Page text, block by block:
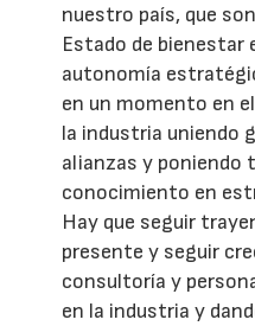
nuestro país, que
Estado de bienestar
autonomía
en un momento en
la industria uniendo
alianzas y poniendo
conocimiento en
Hay que seguir
presente y seguir
consultoría y
en la industria y